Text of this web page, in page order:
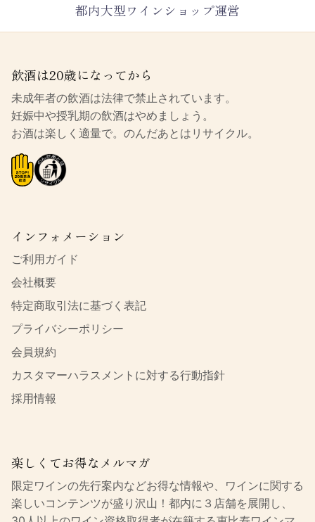
都内大型ワインショップ運営
飲酒は20歳になってから
未成年者の飲酒は法律で禁止されています。
妊娠中や授乳期の飲酒はやめましょう。
お酒は楽しく適量で。のんだあとはリサイクル。
インフォメーション
ご利用ガイド
会社概要
特定商取引法に基づく表記
プライバシーポリシー
会員規約
カスタマーハラスメントに対する行動指針
採用情報
楽しくてお得なメルマガ
限定ワインの先行案内などお得な情報や、ワインに関する
楽しいコンテンツが盛り沢山！都内に３店舗を展開し、